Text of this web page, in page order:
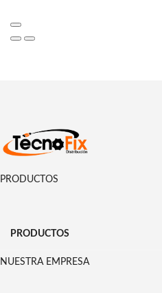
PRODUCTOS
PRODUCTOS
NUESTRA EMPRESA